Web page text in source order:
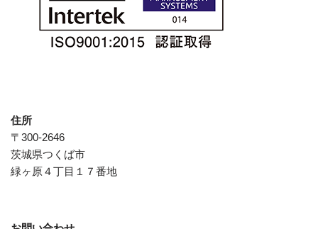
住所
〒300-2646
茨城県つくば市
緑ヶ原４丁目１７番地